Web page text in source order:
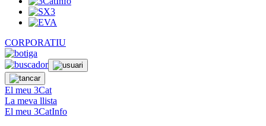
CORPORATIU
El meu 3Cat
La meva llista
El meu 3CatInfo